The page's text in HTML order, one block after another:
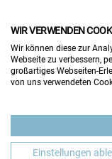
BERUFLICHE
WIR VERWENDEN
Wir können diese zur
Webseite zu verbessern,
großartiges Webseiten-
von uns verwendeten
Einstellungen